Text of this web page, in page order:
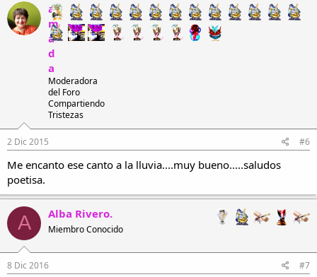
a
m
a
d
a
Moderadora
del Foro
Compartiendo
Tristezas
2 Dic 2015 #6
Me encanto ese canto a la lluvia....muy bueno.....saludos
poetisa.
A Alba Rivero.
Miembro Conocido
8 Dic 2016 #7